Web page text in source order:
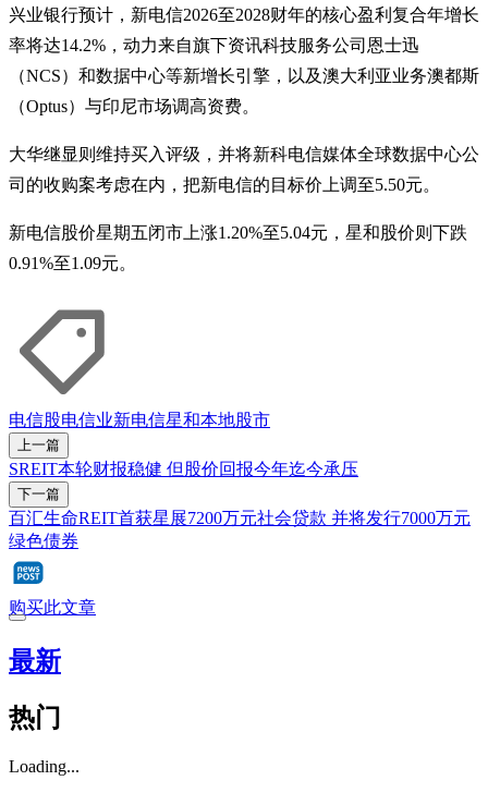
兴业银行预计，新电信2026至2028财年的核心盈利复合年增长
率将达14.2%，动力来自旗下资讯科技服务公司恩士迅
（NCS）和数据中心等新增长引擎，以及澳大利亚业务澳都斯
（Optus）与印尼市场调高资费。
大华继显则维持买入评级，并将新科电信媒体全球数据中心公
司的收购案考虑在内，把新电信的目标价上调至5.50元。
新电信股价星期五闭市上涨1.20%至5.04元，星和股价则下跌
0.91%至1.09元。
电信股电信业新电信星和本地股市
上一篇
SREIT本轮财报稳健 但股价回报今年迄今承压
下一篇
百汇生命REIT首获星展7200万元社会贷款 并将发行7000万元
绿色债券
购买此文章
最新
热门
Loading...